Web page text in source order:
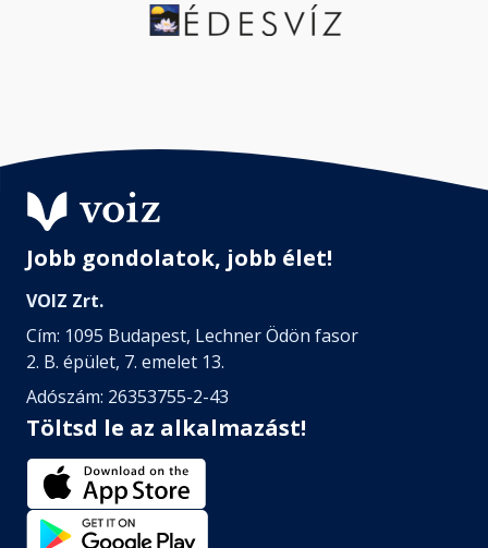
Jobb gondolatok, jobb élet!
VOIZ Zrt.
Cím: 1095 Budapest, Lechner Ödön fasor
2. B. épület, 7. emelet 13.
Adószám: 26353755-2-43
Töltsd le az alkalmazást!